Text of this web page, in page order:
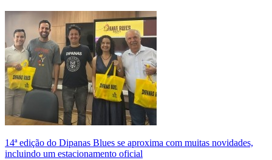
14ª edição do Dipanas Blues se aproxima com muitas novidades,
incluindo um estacionamento oficial